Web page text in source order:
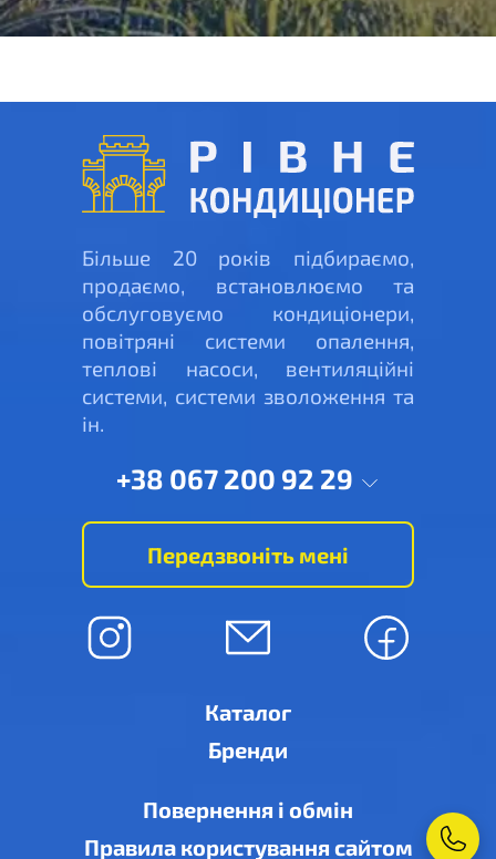
Більше 20 років підбираємо,
продаємо, встановлюємо та
обслуговуємо кондиціонери,
повітряні системи опалення,
теплові насоси, вентиляційні
системи, системи зволоження та
ін.
+38 067 200 92 29
Передзвоніть мені
Каталог
Бренди
Повернення і обмін
Правила користування сайтом